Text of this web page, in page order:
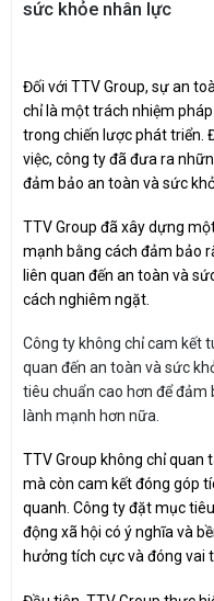
sức khỏe nhân lực
Đối với TTV Group, sự an
chỉ là một trách nhiệm
trong chiến lược phát triển.
việc, công ty đã đưa ra
đảm bảo an toàn và sức
TTV Group đã xây dựng
mạnh bằng cách đảm bảo
liên quan đến an toàn và
cách nghiêm ngặt.
Công ty không chỉ cam kết
quan đến an toàn và sức
tiêu chuẩn cao hơn để
lành mạnh hơn nữa.
TTV Group không chỉ quan
mà còn cam kết đóng góp
quanh. Công ty đặt mục
động xã hội có ý nghĩa và
hưởng tích cực và đóng vai